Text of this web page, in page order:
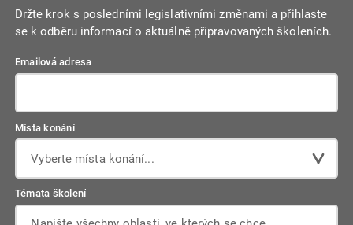
Držte krok s posledními legislativními změnami a přihlaste
se k odběru informací o aktuálně připravovaných školeních.
Emailová adresa
Místa konání
Vyberte místa konání...
Témata školení